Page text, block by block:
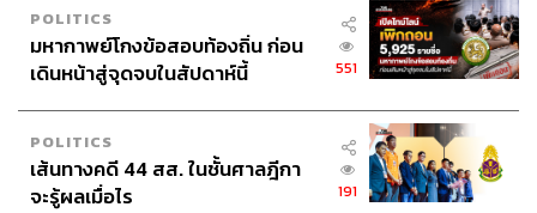
POLITICS
มหากาพย์โกงข้อสอบท้องถิ่น ก่อน
เดินหน้าสู่จุดจบในสัปดาห์นี้
551
POLITICS
เส้นทางคดี 44 สส. ในชั้นศาลฎีกา
จะรู้ผลเมื่อไร
191